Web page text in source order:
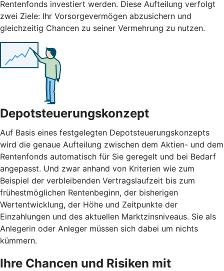
Rentenfonds investiert werden. Diese Aufteilung verfolgt
zwei Ziele: Ihr Vorsorgevermögen abzusichern und
gleichzeitig Chancen zu seiner Vermehrung zu nutzen.
Depotsteuerungskonzept
Auf Basis eines festgelegten Depotsteuerungskonzepts
wird die genaue Aufteilung zwischen dem Aktien- und dem
Rentenfonds automatisch für Sie geregelt und bei Bedarf
angepasst. Und zwar anhand von Kriterien wie zum
Beispiel der verbleibenden Vertragslaufzeit bis zum
frühestmöglichen Rentenbeginn, der bisherigen
Wertentwicklung, der Höhe und Zeitpunkte der
Einzahlungen und des aktuellen Marktzinsniveaus. Sie als
Anlegerin oder Anleger müssen sich dabei um nichts
kümmern.
Ihre Chancen und Risiken mit